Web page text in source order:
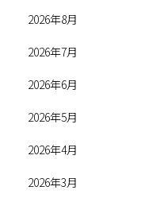
2026年8月
2026年7月
2026年6月
2026年5月
2026年4月
2026年3月